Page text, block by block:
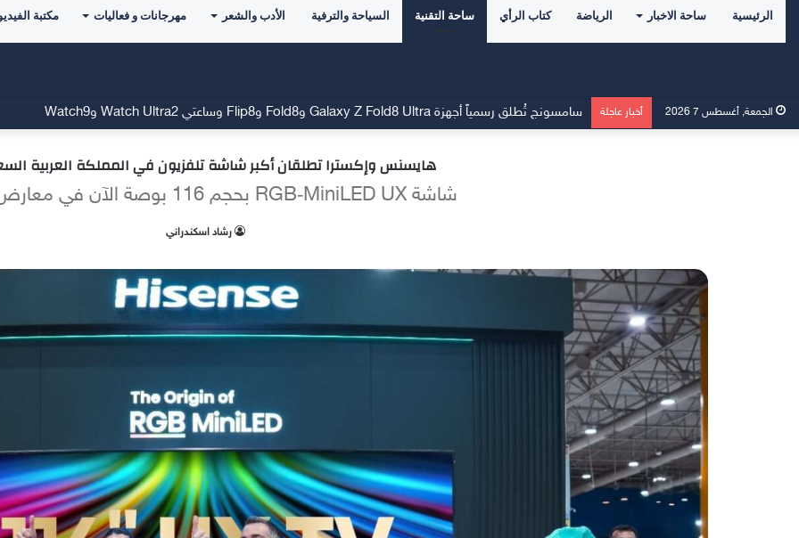
الرئيسية ساحة الاخبار الرياضة كتاب الرأي ساحة التقنية السياحة والترفية الأدب والشعر مهرجانات و فعاليات مكتبة
الجمعة, أغسطس 7 2026 أخبار عاجلة وسط إقبالٍ غير مسبوق، جهاز Galaxy Z Fold8 من سامسونج يحطم الأرقام القياسية للطلبات المسبقة
هايسنس وإكسترا تطلقان أكبر شاشة تلفزيون في المملكة العربية
شاشة RGB‑MiniLED UX بحجم 116 بوصة الآن في معارض إكسترا
‫رشاد اسكندراني